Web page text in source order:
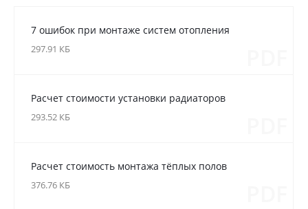
7 ошибок при монтаже систем отопления
297.91 КБ
Расчет стоимости установки радиаторов
293.52 КБ
Расчет стоимость монтажа тёплых полов
376.76 КБ